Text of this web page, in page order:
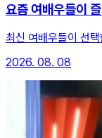
요즘 여배우들이
최신 여배우들이 선
2026. 08. 08